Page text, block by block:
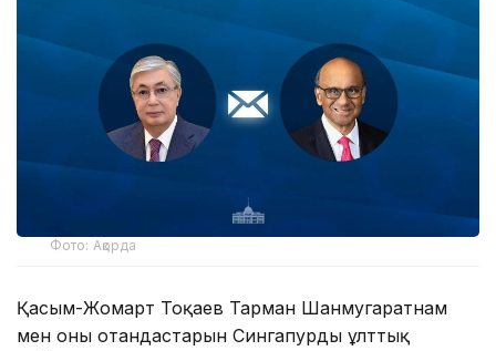
Фото: Ақорда
Қасым-Жомарт Тоқаев Тарман Шанмугаратнам
мен оның отандастарын Сингапурдың ұлттық